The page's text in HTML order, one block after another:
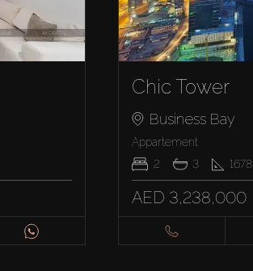
Chic Tower
Business Bay
Appartement
2
3 1678
AED 3,238,000